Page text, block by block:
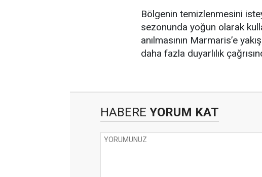
Bölgenin temizlenmesini
sezonunda yoğun olarak
anılmasının Marmaris’e
daha fazla duyarlılık
HABERE YORUM KAT